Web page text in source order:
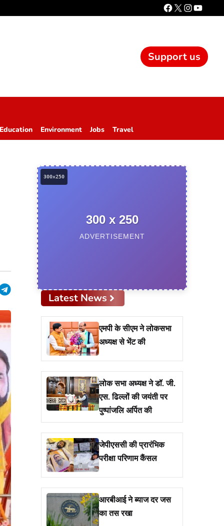
Support us
Education Environment Jobs Travel
Telegram
300 x 250
ADVERTISEMENT
Latest News
एमपी के सीएम ने लोकसभा
अध्यक्ष से भेंट की
लोक सभा अध्यक्ष ने डॉ. जी.
एस. ढिल्लों की जयंती पर
पुष्पांजलि अर्पित की
जेपीएससी की प्रारंभिक
परीक्षा परिणाम कैंसल
आरबीआई ने ब्याज दर जस
का तस रखा